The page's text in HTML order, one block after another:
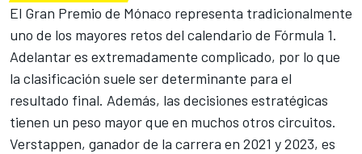
El Gran Premio de Mónaco representa tradicionalmente
uno de los mayores retos del calendario de Fórmula 1.
Adelantar es extremadamente complicado, por lo que
la clasificación suele ser determinante para el
resultado final. Además, las decisiones estratégicas
tienen un peso mayor que en muchos otros circuitos.
Verstappen, ganador de la carrera en 2021 y 2023, es